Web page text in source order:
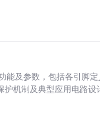
能及参数，包括各引脚
护机制及典型应用电路